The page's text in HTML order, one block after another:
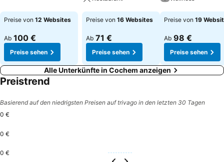
Preise von 12 Websites
Ab 100 €
Preise sehen
Preise sehen
Preise von 16 Websites
Ab 71 €
Preise sehen
Preise sehen
Preise von 19
Ab 98 €
Preise sehen
Alle Unterkünfte in Cochem anzeigen
Preistrend
Basierend auf den niedrigsten Preisen auf trivago in den letzten 30 Tagen
0 €
0 €
0 €